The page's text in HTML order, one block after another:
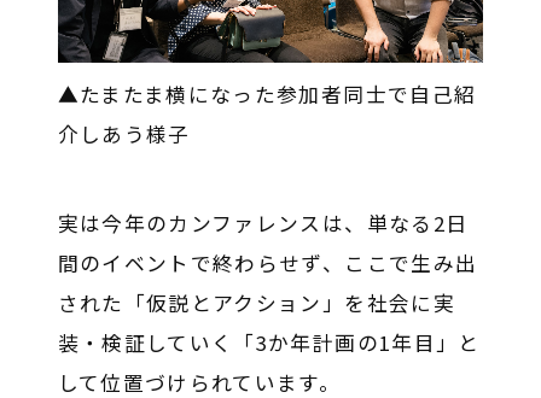
▲たまたま横になった参加者同士で自己紹
介しあう様子
実は今年のカンファレンスは、単なる2日
間のイベントで終わらせず、ここで生み出
された「仮説とアクション」を社会に実
装・検証していく「3か年計画の1年目」と
して位置づけられています。